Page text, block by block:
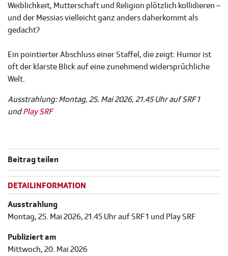
Weiblichkeit, Mutterschaft und Religion plötzlich kollidieren –
und der Messias vielleicht ganz anders daherkommt als
gedacht?
Ein pointierter Abschluss einer Staffel, die zeigt: Humor ist
oft der klarste Blick auf eine zunehmend widersprüchliche
Welt.
Ausstrahlung: Montag, 25. Mai 2026, 21.45 Uhr auf SRF 1
undPlay SRF
Beitrag teilen
DETAILINFORMATION
Ausstrahlung
Montag, 25. Mai 2026, 21.45 Uhr auf SRF 1 und Play SRF
Publiziert am
Mittwoch, 20. Mai 2026